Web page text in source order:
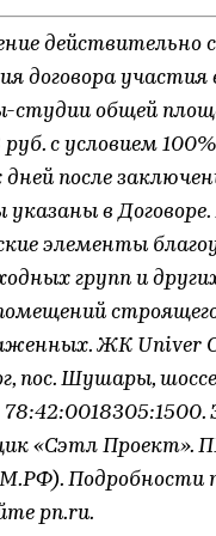
действительно
договора
студии общей
руб. с условием
дней после
в
элементы
групп и
ЖК
пос. Шушары,
«Сэтл
Подробности
pn.ru.